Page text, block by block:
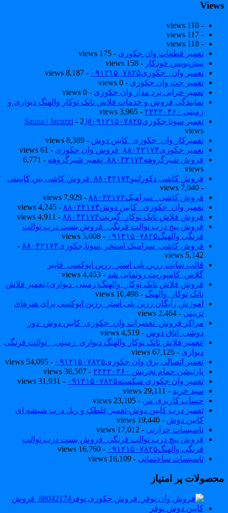
- 110 views
- 117 views
- 118 views
تعمیر قطعات وان جکوزی - 175 views
پیش‌نویس خودکار- 158 views
تعمیر وان _جکوزی۰۹۱۲۱۵۰۷۸۲۵
- 8,187 views
تعمیر جت وان جکوزی - 0 views
تعمیر خرابی برد مدار وان جکوزی - 0 views
نمایندگی فروش و خدمات فلاش تانک توکار والهنگ دیواری و
زمینی ۲۲۴۲۰۴۶۰
- 3,965 views
تعمیر سونا جکوزی۰۹۱۲۱۵۰۷۸۲۵#| Sauna | Jacuzzi
- 2
views
تعمیرکار وان_جکوزی_کابین دوش- 8,389 views
تعمیر جکوزی۸۸۰۴۲۱۷۴_فروش وان جکوزی
- 61 views
فروش شیرگروهه۸۸۰۴۲۱۷۴_تعمیر شیرگروهه
- 6,771
views
فروش کاشی دکوراتیو۸۸۰۴۲۱۷۴_فروش کاشی بین کابینتی
فروش کاشی _سرامیک۸۸۰۴۲۱۷۴
- 7,929 views
تعمیر وان_جکوزی_ کابین دوش۸۸۰۴۲۱۷۴
- 4,245 views
فروش فلاش تانک توکار_گبریت۸۸۰۴۲۱۷۴
- 4,911 views
فروش پیچ درب توالت فرنگی_فروش بست درب توالت
فرنگی والهنگ۰۹۱۲۱۵۰۷۸۲۵
- 5,008 views
فروش کاشی_سرامیک استخر ,سونا,جکوزی۸۸۰۴۲۱۷۴
-
5,142 views
قالب سایت رزین پلی استر_رزین اپوکسی_فایبر
گلاس_کامپوزیت رونمایی شد- 4,453 views
فروش فلاش تانک توکار_والهنگ(زمینی_دیواری),تعمیر فلاش
تانک توکار_والهنگ- 10,498 views
اموزش رایگان رزین پلی استر_رزین اپوکسی برای هنرهای
تزیینی- 2,464 views
مراکز فروش_تعمیرات وان_جکوزی_کابین دوش_دور
دوشی_اتاق دوش- 4,519 views
/تعمیر فلاش تانک توکار والهنگ دیواری_زمینی _ توالت فرنگی
دیواری - 67,126 views
تعمیر اتصالی برق وان جکوزی۰۹۱۲۱۵۰۷۸۲۵
- 54,095 views
پارتیشن حمام تجریش ۲۲۴۲۰۴۶۰
- 36,507 views
تعمیر وان جکوزی شکسته۰۹۱۲۱۵۰۷۸۲۵
- 31,931 views
سبد خرید - 29,111 views
حساب کاربری من- 23,105 views
تعمیر درب کابین دوش-تعمیر غلطک و ریل درب شیشه ای
کابین دوش- 19,440 views
تاسیسات حرارتی- 17,012 views
فروش پیچ درب توالت فرنگی_فروش بست درب توالت
فرنگی والهنگ۰۹۱۲۱۵۰۷۸۲۵
- 16,760 views
تاسیسات ساختمانی- 16,109 views
پر امتیاز